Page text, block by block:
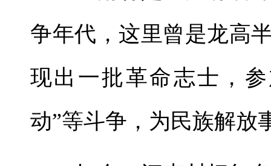
争年代，这里曾是龙高
现出一批革命志士，
动”等斗争，为民族解放